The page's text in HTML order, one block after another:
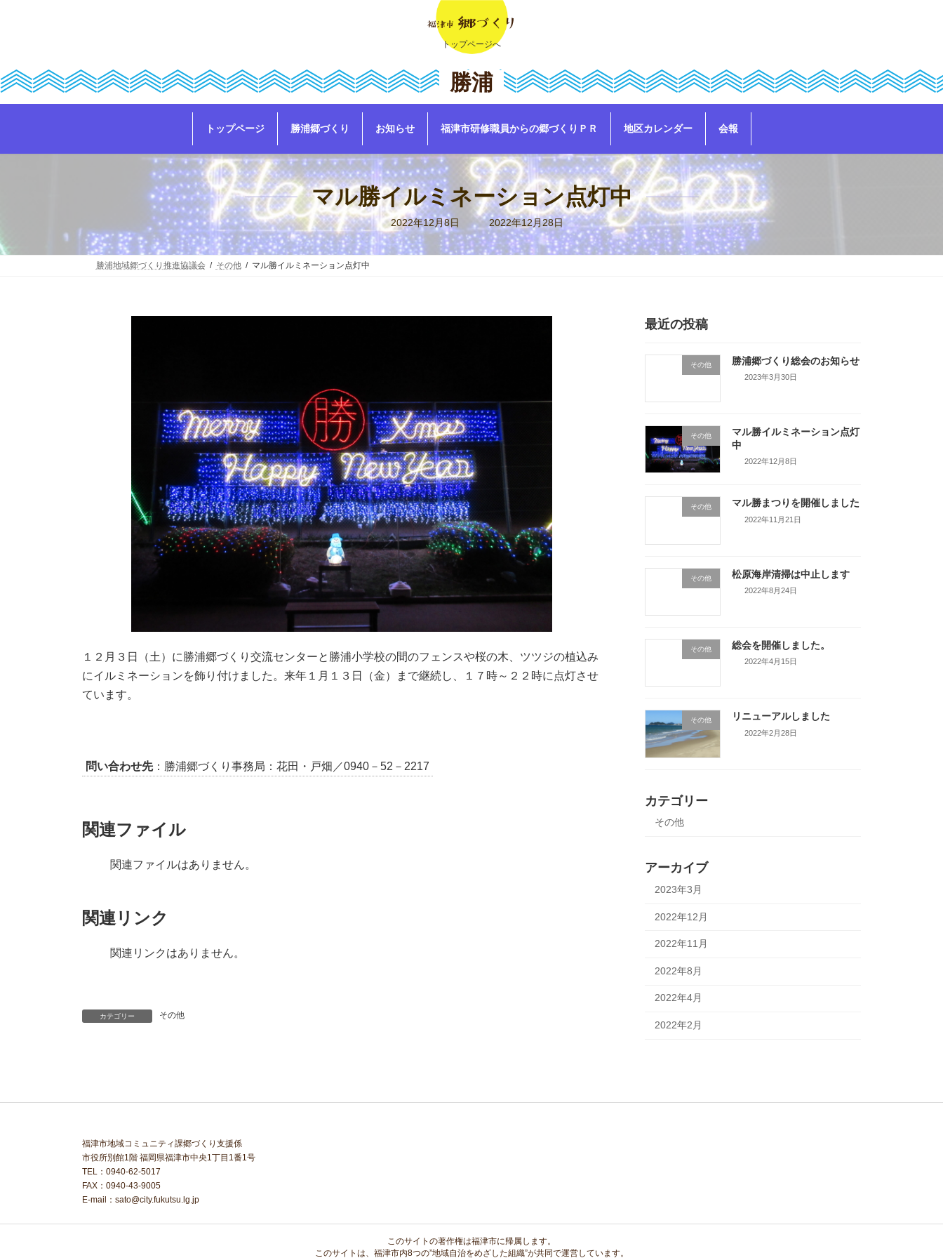
へ
ス
ョ
ン
トップページへ
勝浦
トップページ 勝浦郷づくり お知らせ 福津市研修職員からの郷づくりＰＲ 地区カレンダー 会報
マル勝イルミネーション点灯中
2022年12月8日
最
終
更
新
2022年12月28日
勝浦地域郷づくり推進協議会 その他 マル勝イルミネーション点灯中
１２月３日（土）に勝浦郷づくり交流センターと勝浦小学校の間のフェンスや桜の木、ツツジの植込み
にイルミネーションを飾り付けました。来年１月１３日（金）まで継続し、１７時～２２時に点灯させ
ています。
問い合わせ先：勝浦郷づくり事務局：花田・戸畑／0940－52－2217
関連ファイル
関連ファイルはありません。
関連リンク
関連リンクはありません。
カテゴリー その他
最近の投稿
その他 勝浦郷づくり総会のお知らせ
2023年3月30日
その他
マル勝イルミネーション点灯
中
2022年12月8日
その他 マル勝まつりを開催しました
2022年11月21日
その他 松原海岸清掃は中止します
2022年8月24日
その他 総会を開催しました。
2022年4月15日
その他 リニューアルしました
2022年2月28日
カテゴリー
その他
アーカイブ
2023年3月
2022年12月
2022年11月
2022年8月
2022年4月
2022年2月
福津市地域コミュニティ課郷づくり支援係
市役所別館1階 福岡県福津市中央1丁目1番1号
TEL：0940-62-5017
FAX：0940-43-9005
E-mail：sato@city.fukutsu.lg.jp
このサイトの著作権は福津市に帰属します。
このサイトは、福津市内8つの”地域自治をめざした組織”が共同で運営しています。